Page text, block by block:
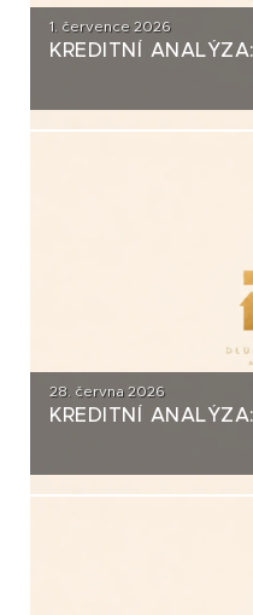
1. července 2026
KREDITNÍ
28. června 2026
KREDITNÍ